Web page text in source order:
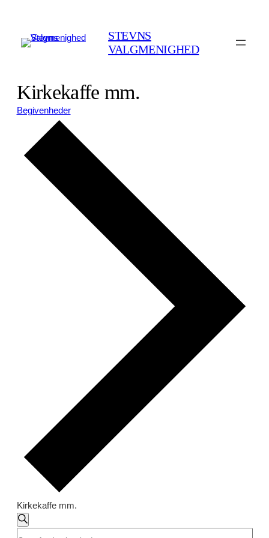
STEVNS
VALGMENIGHED
Kirkekaffe mm.
Begivenheder
Kirkekaffe mm.
Begivenheder
Begivenheder
Søg